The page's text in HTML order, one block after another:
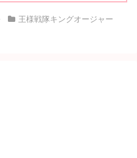
王様戦隊キングオージャー